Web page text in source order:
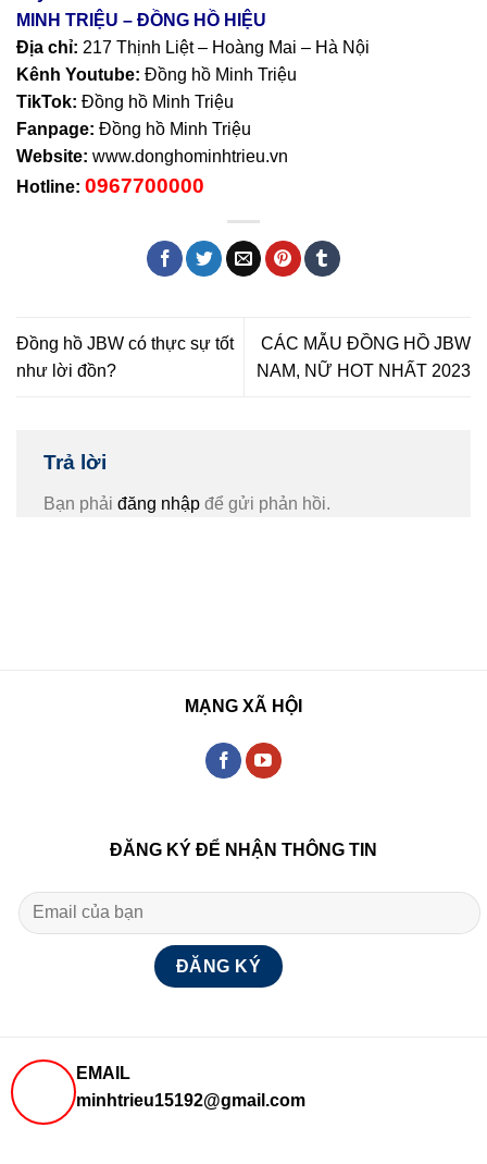
MINH TRIỆU – ĐỒNG HỒ HIỆU
Địa chỉ: 217 Thịnh Liệt – Hoàng Mai – Hà Nội
Kênh Youtube: Đồng hồ Minh Triệu
TikTok: Đồng hồ Minh Triệu
Fanpage: Đồng hồ Minh Triệu
Website: www.donghominhtrieu.vn
Hotline: 0967700000
Đồng hồ JBW có thực sự tốt
như lời đồn?
CÁC MẪU ĐỒNG HỒ JBW
NAM, NỮ HOT NHẤT 2023
Trả lời
Bạn phải đăng nhập để gửi phản hồi.
MẠNG XÃ HỘI
ĐĂNG KÝ ĐỂ NHẬN THÔNG TIN
EMAIL
minhtrieu15192@gmail.com